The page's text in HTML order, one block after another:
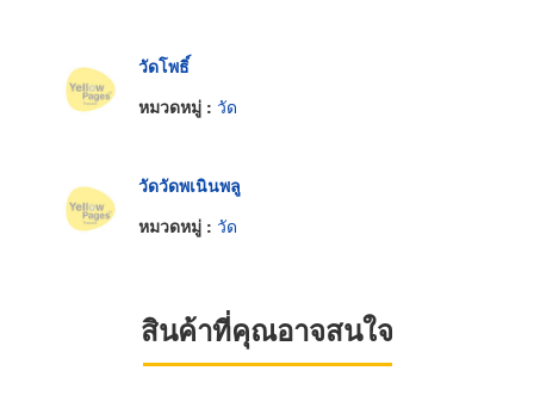
วัดโพธิ์
หมวดหมู่ : วัด
วัดวัดพเนินพลู
หมวดหมู่ : วัด
สินค้าที่คุณอาจสนใจ